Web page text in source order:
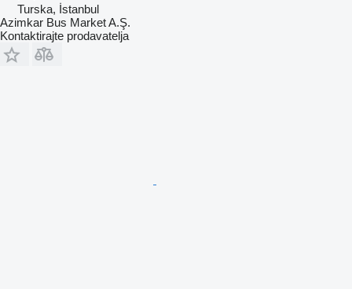
Turska, İstanbul
Azimkar Bus Market A.Ş.
Kontaktirajte prodavatelja